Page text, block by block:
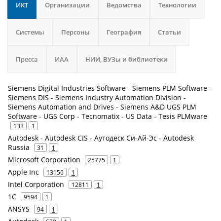
ИКТ Организации Ведомства Технологии
Системы Персоны География Статьи
Пресса ИАА НИИ, ВУЗы и библиотеки
Siemens Digital Industries Software - Siemens PLM Software -
Siemens DIS - Siemens Industry Automation Division -
Siemens Automation and Drives - Siemens A&D UGS PLM
Software - UGS Corp - Tecnomatix - US Data - Tesis PLMware
133 1
Autodesk - Autodesk CIS - Аутодеск Си-Ай-Эс - Autodesk
Russia
31 1
Microsoft Corporation 25775 1
Apple Inc 13156 1
Intel Corporation 12811 1
1С 9594 1
ANSYS 94 1